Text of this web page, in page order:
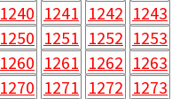
1240 1241 1242 1243
1250 1251 1252 1253
1260 1261 1262 1263
1270 1271 1272 1273